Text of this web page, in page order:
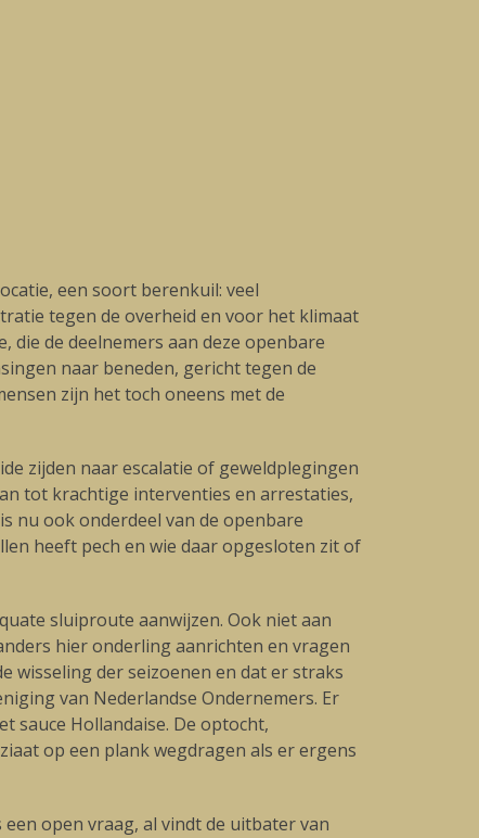
een soort berenkuil: veel
tegen de overheid en voor het klimaat
de deelnemers aan deze openbare
naar beneden, gericht tegen de
zijn het toch oneens met de
zijden naar escalatie of geweldplegingen
tot krachtige interventies en arrestaties,
nu ook onderdeel van de openbare
heeft pech en wie daar opgesloten zit of
sluiproute aanwijzen. Ook niet aan
hier onderling aanrichten en vragen
wisseling der seizoenen en dat er straks
van Nederlandse Ondernemers. Er
sauce Hollandaise. De optocht,
op een plank wegdragen als er ergens
open vraag, al vindt de uitbater van